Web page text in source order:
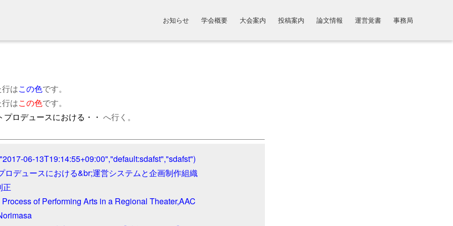
お知らせ 学会概要 大会案内 投稿案内 論文情報 運営覚書 事務局
はこの色です。
はこの色です。
プロデュースにおける・・ へ行く。
06-13T19:14:55+09:00","default:sdafst","sdafst")
ロデュースにおける&br;運営システムと企画制作組織
正
of Performing Arts in a Regional Theater,AAC